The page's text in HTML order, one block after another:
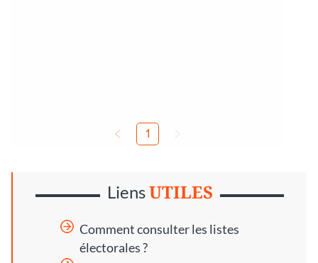
LiensUTILES
Comment consulter les listes
électorales ?